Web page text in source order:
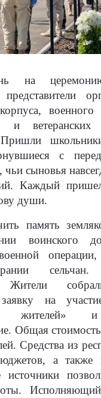
на церемонию
представители
военного
и ветеранских
Пришли
с
сыновья
Каждый
души.
память
воинского
сельчан.
Жители
заявку на
жителей»
Общая стоимость
Средства из
а также
источники
Исполняющий